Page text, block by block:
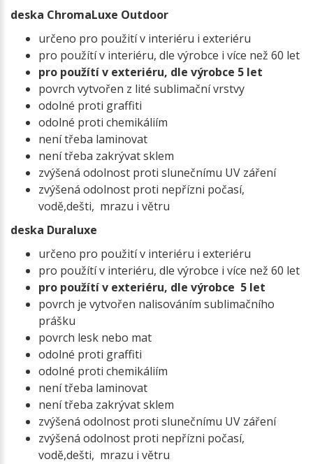
deska ChromaLuxe Outdoor
určeno pro použití v interiéru i exteriéru
pro použítí v interiéru, dle výrobce i více než 60 let
pro použítí v exteriéru, dle výrobce 5 let
povrch vytvořen z lité sublimační vrstvy
odolné proti graffiti
odolné proti chemikáliím
není třeba laminovat
není třeba zakrývat sklem
zvýšená odolnost proti slunečnímu UV záření
zvýšená odolnost proti nepřízni počasí,
vodě,dešti, mrazu i větru
deska Duraluxe
určeno pro použití v interiéru i exteriéru
pro použítí v interiéru, dle výrobce i více než 60 let
pro použítí v exteriéru, dle výrobce 5 let
povrch je vytvořen nalisováním sublimačního
prášku
povrch lesk nebo mat
odolné proti graffiti
odolné proti chemikáliím
není třeba laminovat
není třeba zakrývat sklem
zvýšená odolnost proti slunečnímu UV záření
zvýšená odolnost proti nepřízni počasí,
vodě,dešti, mrazu i větru